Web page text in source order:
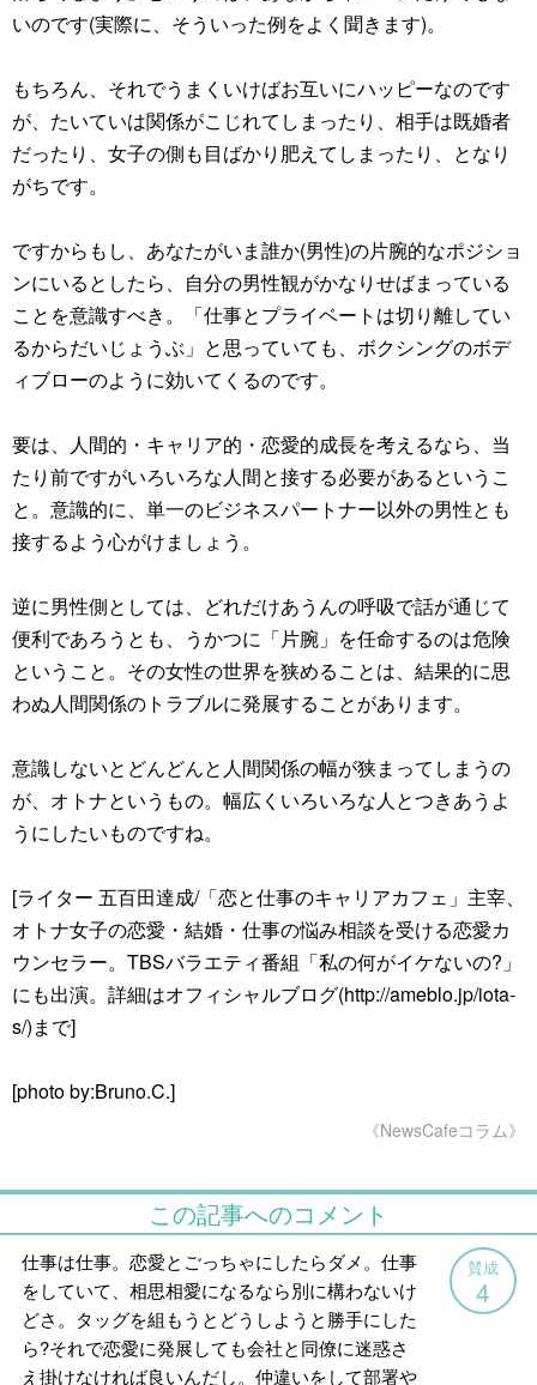
いのです(実際に、そういった例をよく聞きます)。
もちろん、それでうまくいけばお互いにハッピーなのです
が、たいていは関係がこじれてしまったり、相手は既婚者
だったり、女子の側も目ばかり肥えてしまったり、となり
がちです。
ですからもし、あなたがいま誰か(男性)の片腕的なポジショ
ンにいるとしたら、自分の男性観がかなりせばまっている
ことを意識すべき。「仕事とプライベートは切り離してい
るからだいじょうぶ」と思っていても、ボクシングのボデ
ィブローのように効いてくるのです。
要は、人間的・キャリア的・恋愛的成長を考えるなら、当
たり前ですがいろいろな人間と接する必要があるというこ
と。意識的に、単一のビジネスパートナー以外の男性とも
接するよう心がけましょう。
逆に男性側としては、どれだけあうんの呼吸で話が通じて
便利であろうとも、うかつに「片腕」を任命するのは危険
ということ。その女性の世界を狭めることは、結果的に思
わぬ人間関係のトラブルに発展することがあります。
意識しないとどんどんと人間関係の幅が狭まってしまうの
が、オトナというもの。幅広くいろいろな人とつきあうよ
うにしたいものですね。
[ライター 五百田達成/「恋と仕事のキャリアカフェ」主宰、
オトナ女子の恋愛・結婚・仕事の悩み相談を受ける恋愛カ
ウンセラー。TBSバラエティ番組「私の何がイケないの?」
にも出演。詳細はオフィシャルブログ(http://ameblo.jp/iota-
s/)まで]
[photo by:Bruno.C.]
《NewsCafeコラム》